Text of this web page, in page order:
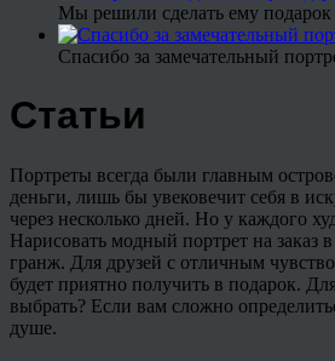
Мы решили сделать ему
Спасибо за замечательный
Статьи
Портреты всегда были главным
деньги, лишь бы увековечит себя в
через несколько дней. Но у каждого
Нарисовать модный портрет на
гранж. Для друзей с отличным
будет приятно получить в подарок.
выбрать? Если вам сложно
душе.